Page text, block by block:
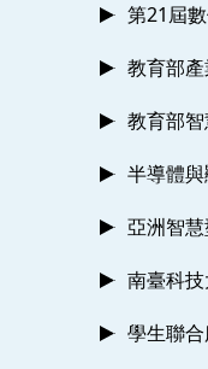
第21屆
教育部
教育部
半導體
亞洲智
南臺科
學生聯